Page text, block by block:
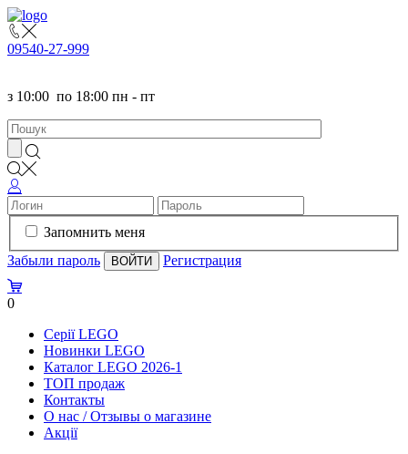
09540-27-999
з 10:00 по 18:00 пн - пт
Запомнить меня
Забыли пароль
Регистрация
0
Серії LEGO
Новинки LEGO
Каталог LEGO 2026-1
TOП продаж
Контакты
О нас / Отзывы о магазине
Акції